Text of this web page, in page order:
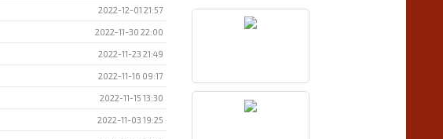
2022-12-01 21:57
2022-11-30 22:00
2022-11-23 21:49
2022-11-16 09:17
2022-11-15 13:30
2022-11-03 19:25